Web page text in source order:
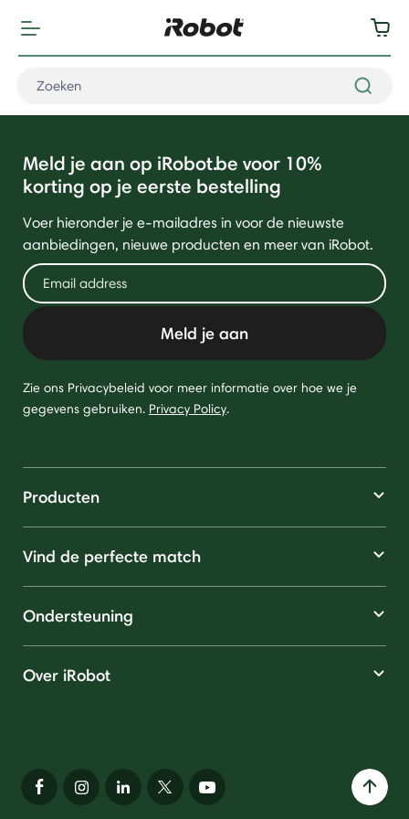
Meld je aan op iRobot.be voor 10%
korting op je eerste bestelling
Voer hieronder je e-mailadres in voor de nieuwste
aanbiedingen, nieuwe producten en meer van iRobot.
Meld je aan
Zie ons Privacybeleid voor meer informatie over hoe we je
gegevens gebruiken. Privacy Policy.
Producten
Vind de perfecte match
Ondersteuning
Over iRobot